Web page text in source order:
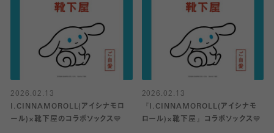
2026.02.13
I.CINNAMOROLL(アイシナモロ
ール)×靴下屋のコラボソックス💙
2026.02.13
『I.CINNAMOROLL(アイシナモ
ロール)×靴下屋』コラボソックス💙